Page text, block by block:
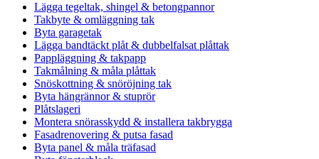
Lägga tegeltak, shingel & betongpannor
Takbyte & omläggning tak
Byta garagetak
Lägga bandtäckt plåt & dubbelfalsat plåttak
Pappläggning & takpapp
Takmålning & måla plåttak
Snöskottning & snöröjning tak
Byta hängrännor & stuprör
Plåtslageri
Montera snörasskydd & installera takbrygga
Fasadrenovering & putsa fasad
Byta panel & måla träfasad